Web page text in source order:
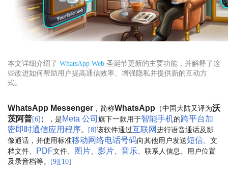
本文详细介绍了 WhatsApp Web 圣诞节更新的主要功能，并解释了这
些改进如何帮助用户提高通信效率、增强隐私并提供新的互动方
式。
WhatsApp Messenger ，简称WhatsApp （中国大陆又译为沃
茨阿普[6] ），是Meta 公司 旗下一款用于智能手机的跨平台加
密即时通信应用程序。 [8]该软件通过互联网进行语音通话及影
像通话，并使用标准移动网络电话号码向其他用户发送短信 、文
档文件、
PDF文件、 图片 影片 音乐 、联系人信息、用户位置
及录音档等。
[9] [10]